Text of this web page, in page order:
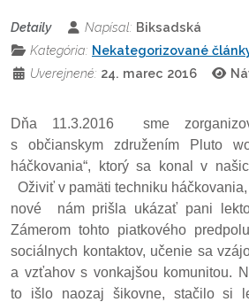
Detaily Napísal: Biksadská
Kategória: Nekategorizované
Uverejnené: 24. marec 2016
Dňa 11.3.2016
sme
s občianskym združením Pluto
háčkovania“, ktorý sa konal v
Oživiť v pamäti techniku
nové
nám prišla ukázať pani
Zámerom tohto piatkového
sociálnych kontaktov, učenie sa
a vzťahov s vonkajšou komunitou.
to išlo naozaj šikovne, stačilo si